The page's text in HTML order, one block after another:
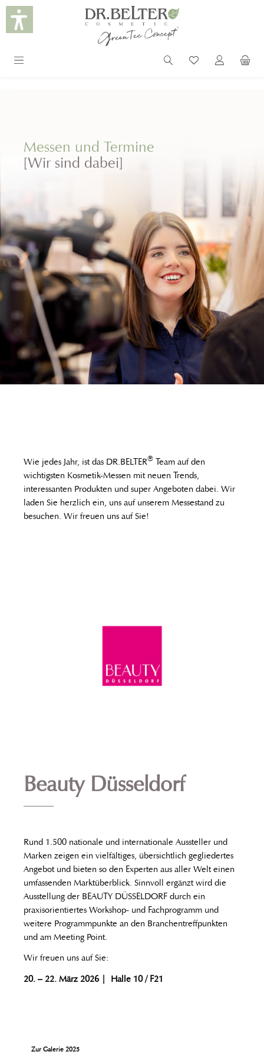
springen
Messen und Termine
[Wir sind dabei]
Wie jedes Jahr, ist das DR.BELTER® Team auf den
wichtigsten Kosmetik-Messen mit neuen Trends,
interessanten Produkten und super Angeboten dabei. Wir
laden Sie herzlich ein, uns auf unserem Messestand zu
besuchen. Wir freuen uns auf Sie!
Beauty Düsseldorf
Rund 1.500 nationale und internationale Aussteller und
Marken zeigen ein vielfältiges, übersichtlich gegliedertes
Angebot und bieten so den Experten aus aller Welt einen
umfassenden Marktüberblick. Sinnvoll ergänzt wird die
Ausstellung der BEAUTY DÜSSELDORF durch ein
praxisorientiertes Workshop- und Fachprogramm und
weitere Programmpunkte an den Branchentreffpunkten
und am Meeting Point.
Wir freuen uns auf Sie:
20. – 22. März 2026 | Halle 10 / F21
Zur Galerie 2025